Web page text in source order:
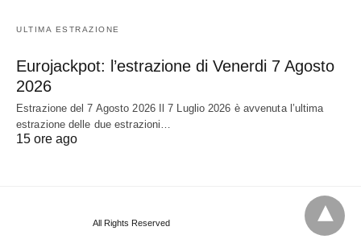
ULTIMA ESTRAZIONE
Eurojackpot: l’estrazione di Venerdi 7 Agosto
2026
Estrazione del 7 Agosto 2026 Il 7 Luglio 2026 è avvenuta l’ultima
estrazione delle due estrazioni…
15 ore ago
All Rights Reserved